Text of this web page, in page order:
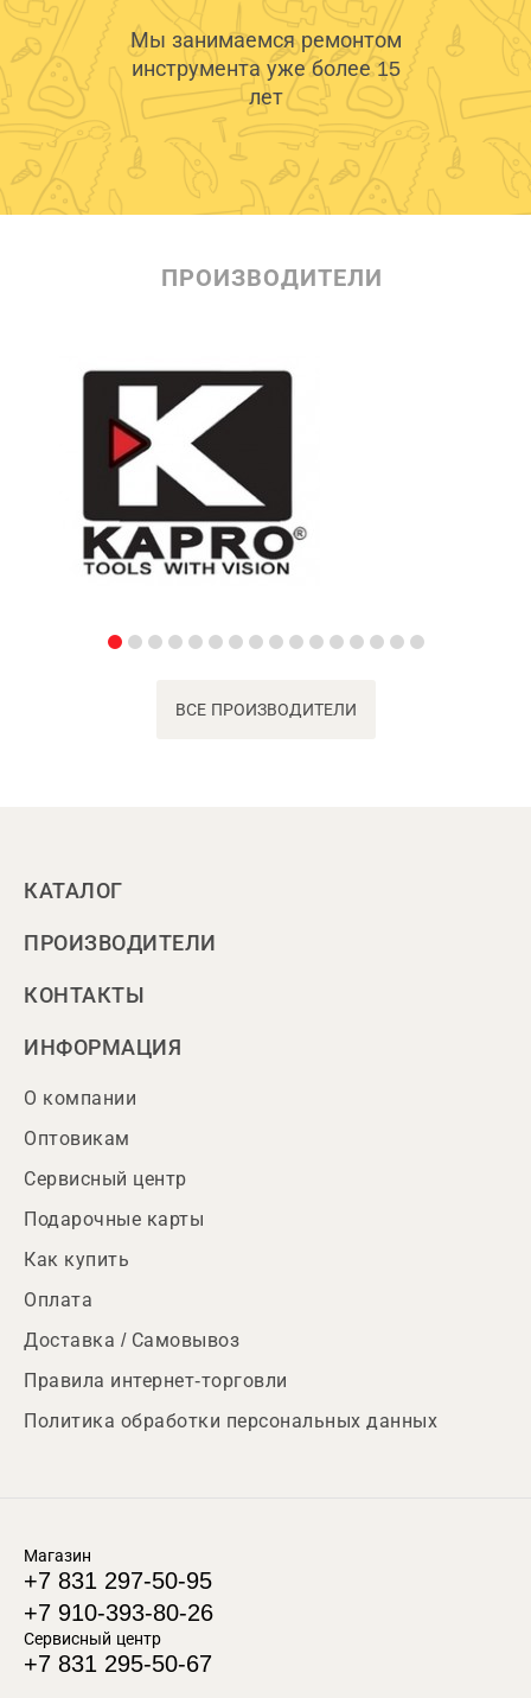
Мы занимаемся ремонтом
инструмента уже более 15
лет
ПРОИЗВОДИТЕЛИ
ВСЕ ПРОИЗВОДИТЕЛИ
КАТАЛОГ
ПРОИЗВОДИТЕЛИ
КОНТАКТЫ
ИНФОРМАЦИЯ
О компании
Оптовикам
Сервисный центр
Подарочные карты
Как купить
Оплата
Доставка / Самовывоз
Правила интернет-торговли
Политика обработки персональных данных
Магазин
+7 831 297-50-95
+7 910-393-80-26
Сервисный центр
+7 831 295-50-67